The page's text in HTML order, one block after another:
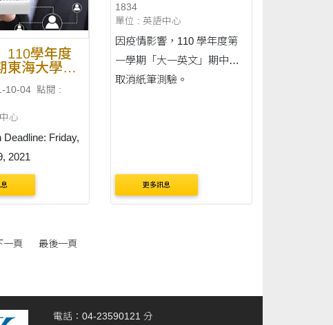
110學年度
東海大學英
聘兼任教師
10-04 點閱 :
心
Deadline: Friday,
2021
1834
單位 : 英語中心
因疫情影響，110 學年度第
一學期「大一英文」期中考
取消紙筆測驗。
更多訊息
一頁 最後一頁
電話：04-23590121 分